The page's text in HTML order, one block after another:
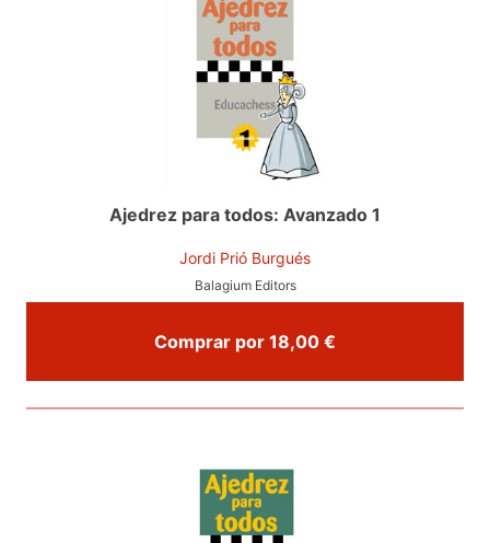
Ajedrez para todos: Avanzado 1
Jordi Prió Burgués
Balagium Editors
Comprar por 18,00 €